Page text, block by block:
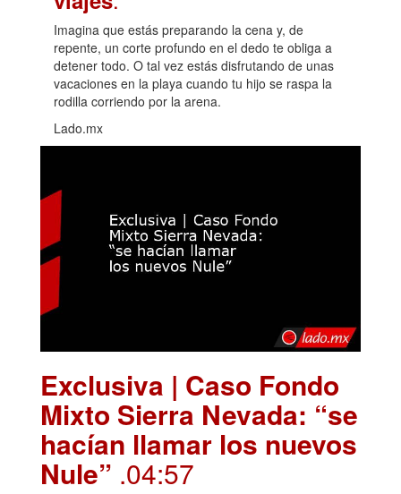
Imagina que estás preparando la cena y, de
repente, un corte profundo en el dedo te obliga a
detener todo. O tal vez estás disfrutando de unas
vacaciones en la playa cuando tu hijo se raspa la
rodilla corriendo por la arena.
Lado.mx
Exclusiva | Caso Fondo
Mixto Sierra Nevada: “se
hacían llamar los nuevos
Nule” .04:57